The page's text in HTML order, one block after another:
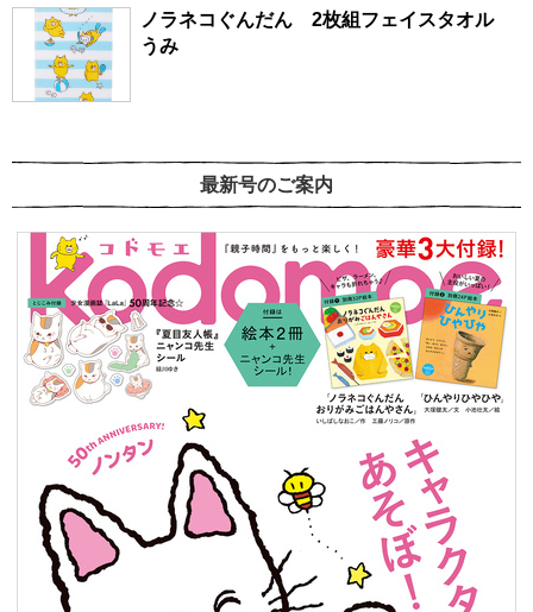
ノラネコぐんだん 2枚組フェイスタオル
うみ
最新号のご案内